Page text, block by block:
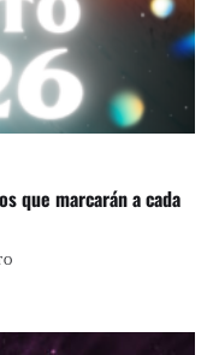
que marcarán a cada